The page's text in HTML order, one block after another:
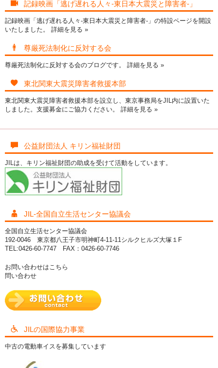
記録映画「逃げ遅れる人々-東日本大震災と障害者-」
記録映画「逃げ遅れる人々-東日本大震災と障害者-」の特設ページを開設
いたしました。 詳細を見る »
尊厳死法制化に反対する会
尊厳死法制化に反対する会のブログです。 詳細を見る »
東北関東大震災障害者救援本部
東北関東大震災障害者救援本部を設立し、東京事務局をJIL内に設置いた
しました。支援募金にご協力ください。 詳細を見る »
公益財団法人 キリン福祉財団
JILは、キリン福祉財団の助成を受けて活動をしています。
JIL-全国自立生活センター協議会
全国自立生活センター協議会
192-0046 東京都八王子市明神町4-11-11シルクヒルズ大塚１F
TEL:0426-60-7747 FAX：0426-60-7746
お問い合わせはこちら
問い合わせ
JILの国際協力事業
中古の電動車イスを募集しています